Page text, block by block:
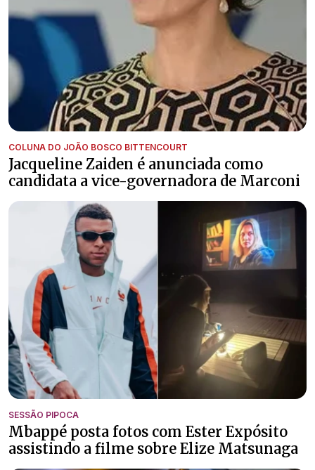
COLUNA DO JOÃO BOSCO BITTENCOURT
Jacqueline Zaiden é anunciada como
candidata a vice-governadora de Marconi
SESSÃO PIPOCA
Mbappé posta fotos com Ester Expósito
assistindo a filme sobre Elize Matsunaga